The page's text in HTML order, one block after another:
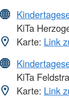
KiTa
Karte: Link
KiTa
Karte: Link